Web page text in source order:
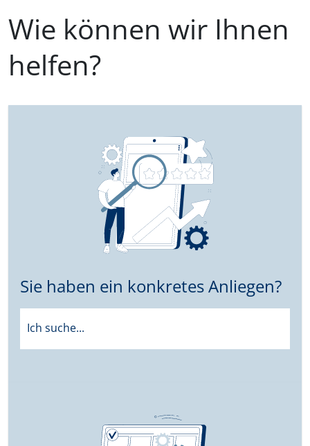
Wie können wir Ihnen
helfen?
Sie haben ein konkretes Anliegen?
Ich suche...